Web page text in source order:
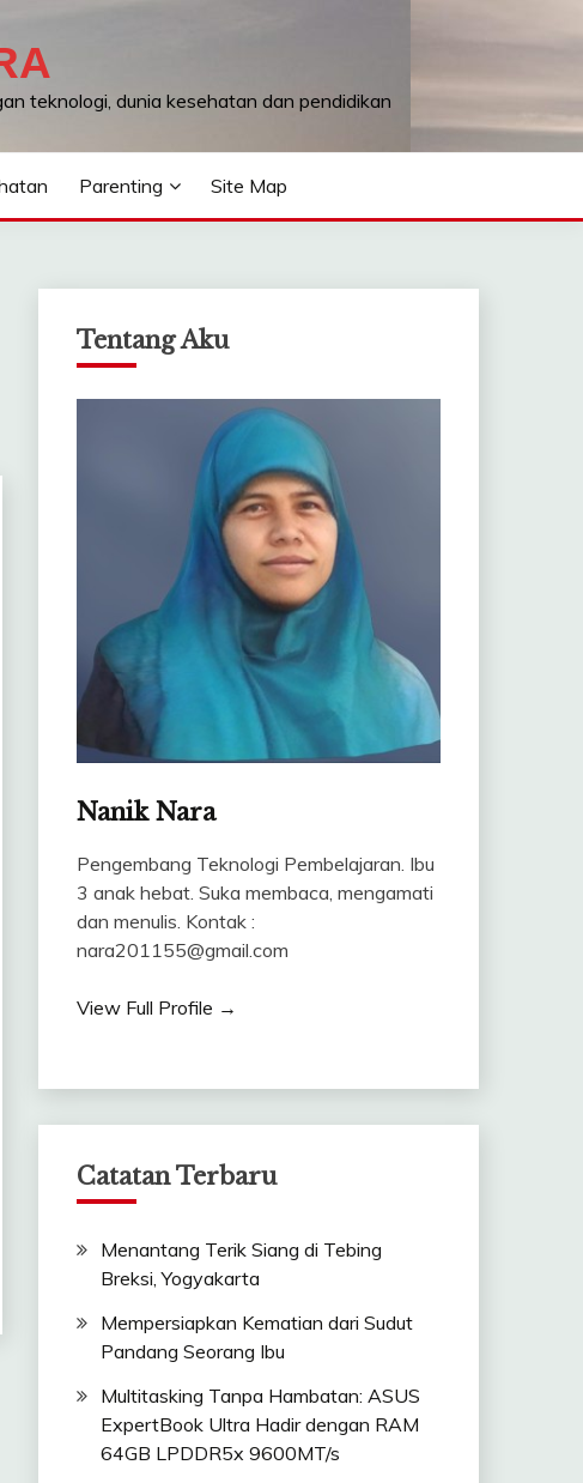
teknologi, dunia kesehatan dan pendidikan
Parenting Site Map
Tentang Aku
Nanik Nara
Pengembang Teknologi Pembelajaran. Ibu
3 anak hebat. Suka membaca, mengamati
dan menulis. Kontak :
nara201155@gmail.com
View Full Profile →
Catatan Terbaru
Menantang Terik Siang di Tebing
Breksi, Yogyakarta
Mempersiapkan Kematian dari Sudut
Pandang Seorang Ibu
Multitasking Tanpa Hambatan: ASUS
ExpertBook Ultra Hadir dengan RAM
64GB LPDDR5x 9600MT/s